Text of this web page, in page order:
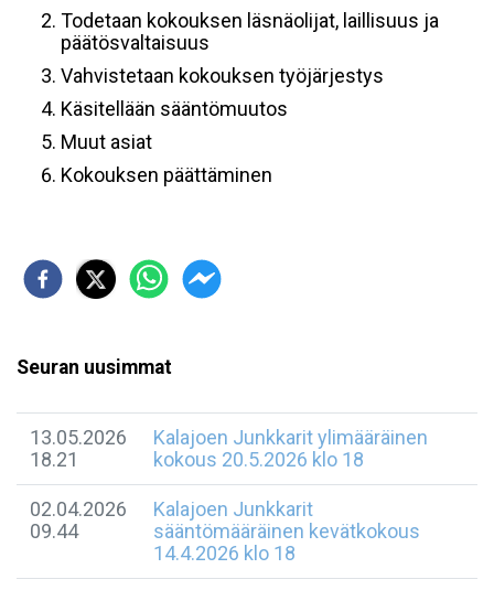
Todetaan kokouksen läsnäolijat, laillisuus ja
päätösvaltaisuus
Vahvistetaan kokouksen työjärjestys
Käsitellään sääntömuutos
Muut asiat
Kokouksen päättäminen
Seuran uusimmat
13.05.2026
18.21
Kalajoen Junkkarit ylimääräinen
kokous 20.5.2026 klo 18
02.04.2026
09.44
Kalajoen Junkkarit
sääntömääräinen kevätkokous
14.4.2026 klo 18